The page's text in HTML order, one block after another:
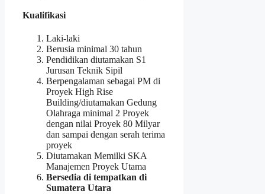
Kualifikasi
Laki-laki
Berusia minimal 30 tahun
Pendidikan diutamakan S1
Jurusan Teknik Sipil
Berpengalaman sebagai PM di
Proyek High Rise
Building/diutamakan Gedung
Olahraga minimal 2 Proyek
dengan nilai Proyek 80 Milyar
dan sampai dengan serah terima
proyek
Diutamakan Memilki SKA
Manajemen Proyek Utama
Bersedia di tempatkan di
Sumatera Utara